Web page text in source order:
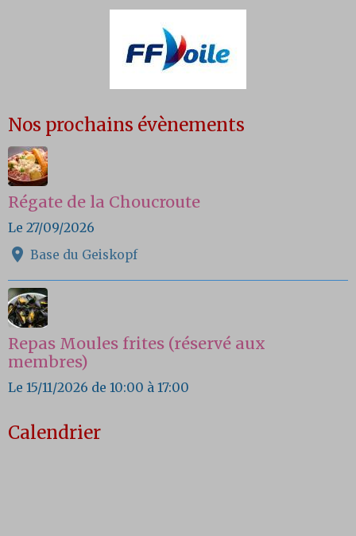
Nos prochains évènements
Régate de la Choucroute
Le 27/09/2026
Base du Geiskopf
Repas Moules frites (réservé aux
membres)
Le 15/11/2026 de 10:00 à 17:00
Calendrier